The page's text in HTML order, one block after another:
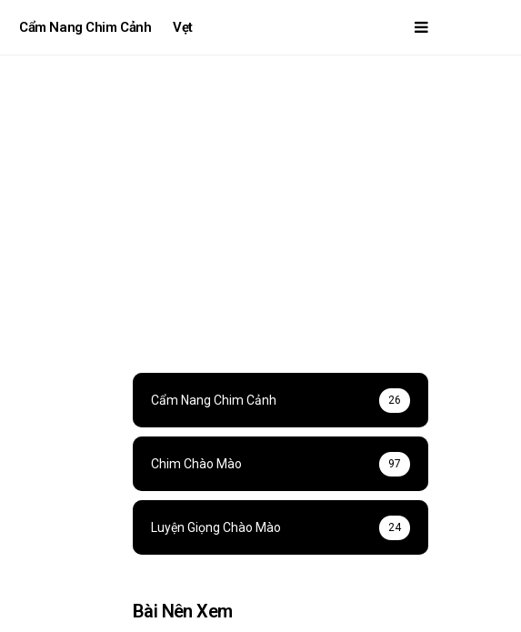
Cẩm Nang Chim Cảnh Vẹt
Cẩm Nang Chim Cảnh 26
Chim Chào Mào 97
Luyện Giọng Chào Mào 24
Bài Nên Xem